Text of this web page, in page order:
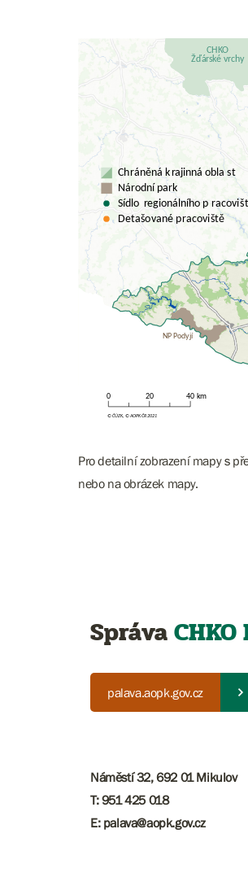
Pro detailní zobrazení mapy s
nebo na obrázek mapy.
Správa
palava.aopk.gov.cz
Náměstí 32, 692 01 Mikulov
T: 951 425 018
E: palava@aopk.gov.cz